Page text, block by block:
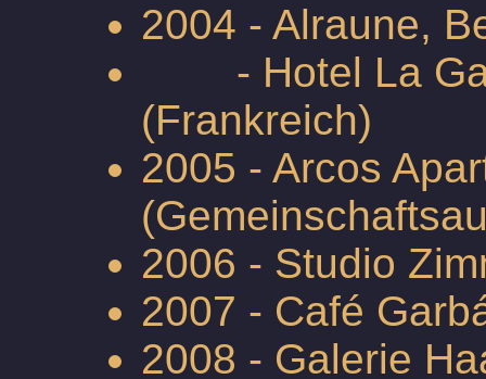
2004 - Alraune,
- Hotel La
(Frankreich)
2005 - Arcos
2006 - Studio
2007 - Café
2008 - Galerie